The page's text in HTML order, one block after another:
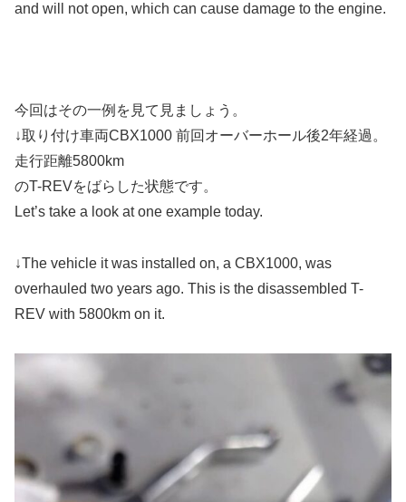
and will not open, which can cause damage to the engine.
今回はその一例を見て見ましょう。
↓取り付け車両CBX1000 前回オーバーホール後2年経過。
走行距離5800km
のT-REVをばらした状態です。
Let’s take a look at one example today.
↓The vehicle it was installed on, a CBX1000, was
overhauled two years ago. This is the disassembled T-
REV with 5800km on it.